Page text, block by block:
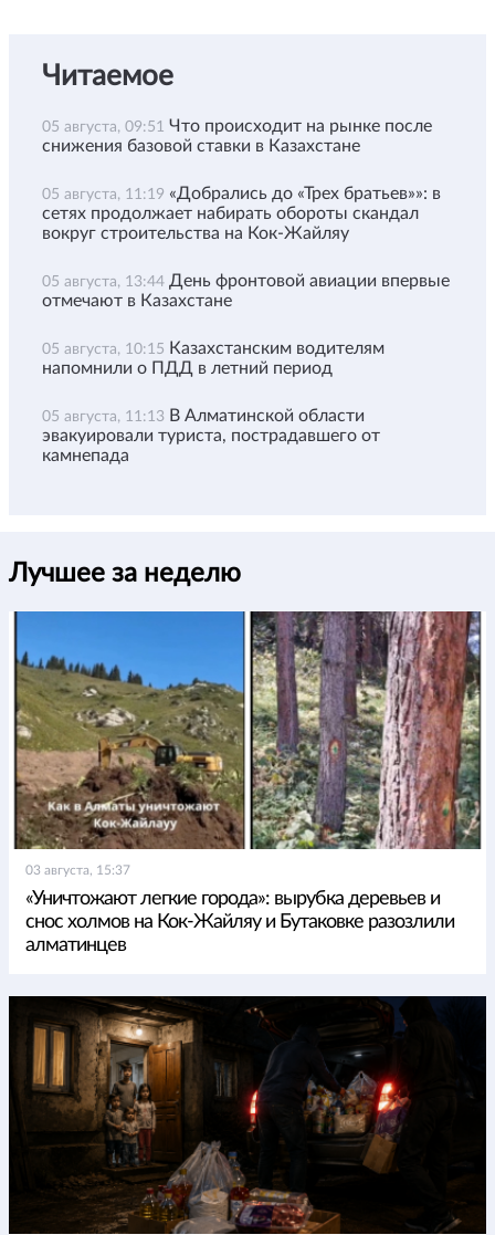
Читаемое
05 августа, 09:51 Что происходит на рынке после
снижения базовой ставки в Казахстане
05 августа, 11:19 «Добрались до «Трех братьев»»: в
сетях продолжает набирать обороты скандал
вокруг строительства на Кок-Жайляу
05 августа, 13:44 День фронтовой авиации впервые
отмечают в Казахстане
05 августа, 10:15 Казахстанским водителям
напомнили о ПДД в летний период
05 августа, 11:13 В Алматинской области
эвакуировали туриста, пострадавшего от
камнепада
Лучшее за неделю
03 августа, 15:37
«Уничтожают легкие города»: вырубка деревьев и
снос холмов на Кок-Жайляу и Бутаковке разозлили
алматинцев